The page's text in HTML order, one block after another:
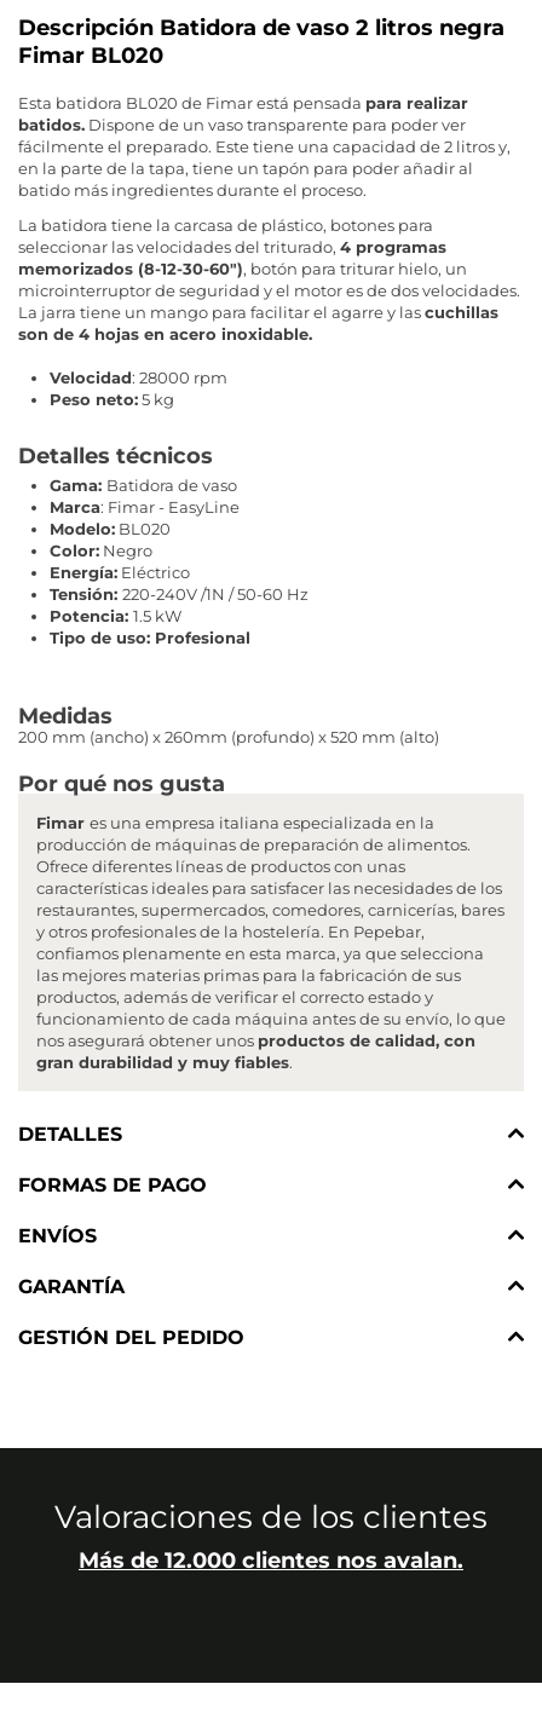
Descripción Batidora de vaso 2 litros negra
Fimar BL020
Esta batidora BL020 de Fimar está pensada para realizar
batidos. Dispone de un vaso transparente para poder ver
fácilmente el preparado. Este tiene una capacidad de 2 litros y,
en la parte de la tapa, tiene un tapón para poder añadir al
batido más ingredientes durante el proceso.
La batidora tiene la carcasa de plástico, botones para
seleccionar las velocidades del triturado, 4 programas
memorizados (8-12-30-60"), botón para triturar hielo, un
microinterruptor de seguridad y el motor es de dos velocidades.
La jarra tiene un mango para facilitar el agarre y lascuchillas
son de 4 hojas en acero inoxidable.
Velocidad: 28000 rpm
Peso neto:5 kg
Detalles técnicos
Gama: Batidora de vaso
Marca: Fimar - EasyLine
Modelo: BL020
Color: Negro
Energía: Eléctrico
Tensión: 220-240V /1N / 50-60 Hz
Potencia: 1.5 kW
Tipo de uso: Profesional
Medidas
200 mm (ancho) x 260mm (profundo) x 520 mm (alto)
Por qué nos gusta
Fimar es una empresa italiana especializada en la
producción de máquinas de preparación de alimentos.
Ofrece diferentes líneas de productos con unas
características ideales para satisfacer las necesidades de los
restaurantes, supermercados, comedores, carnicerías, bares
y otros profesionales de la hostelería. En Pepebar,
confiamos plenamente en esta marca, ya que selecciona
las mejores materias primas para la fabricación de sus
productos, además de verificar el correcto estado y
funcionamiento de cada máquina antes de su envío, lo que
nos asegurará obtener unos productos de calidad, con
gran durabilidad y muy fiables.
DETALLES
FORMAS DE PAGO
ENVÍOS
GARANTÍA
GESTIÓN DEL PEDIDO
Valoraciones de los clientes
Más de 12.000 clientes nos avalan.